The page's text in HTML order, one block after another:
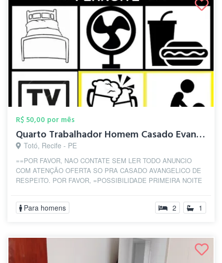
R$ 50,00 por mês
Quarto Trabalhador Homem Casado Evangeli...
Totó, Recife - PE
==POR FAVOR, NAO CONTATE SEM LER TODO ANUNCIO
COM ATENÇÃO OFERTA SO PRA CASADO AVANGELICO DE
RESPEITO. POR FAVOR, =POSSIBILIDADE PRIMEIRA NOITE
Para homens 2 1